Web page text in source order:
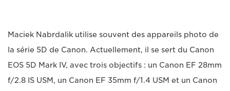
Maciek Nabrdalik utilise souvent des appareils photo de
la série 5D de Canon. Actuellement, il se sert du Canon
EOS 5D Mark IV, avec trois objectifs : un Canon EF 28mm
f/2.8 IS USM, un Canon EF 35mm f/1.4 USM et un Canon